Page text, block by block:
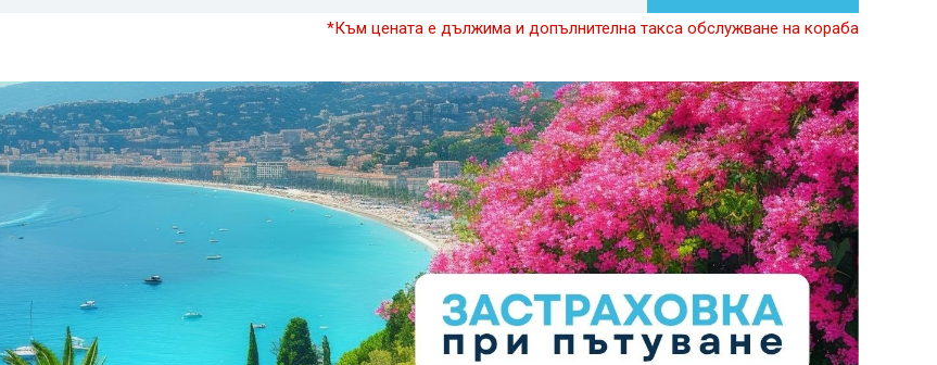
*Към цената е дължима и допълнителна такса обслужване на кораба